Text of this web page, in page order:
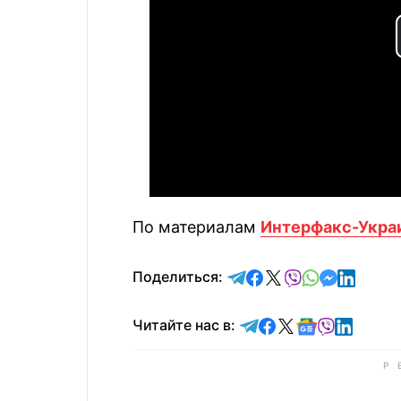
По материалам Интерфакс-
Поделиться: отправить в Telegram
поделиться в
поделиться в X
отправить в
отправить
Читайте нас в: Читайте в Telegram
Читайте в
Читайте в X
Читайте в
Читайте